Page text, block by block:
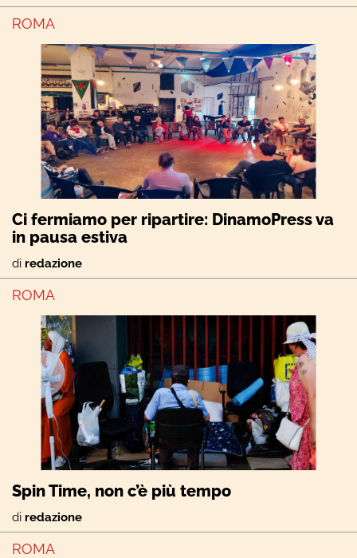
ROMA
Ci fermiamo per ripartire: DinamoPress va
in pausa estiva
di redazione
ROMA
Spin Time, non c’è più tempo
di redazione
ROMA